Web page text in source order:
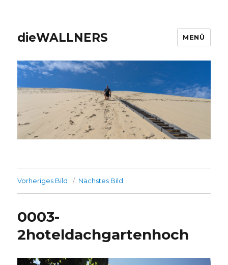
dieWALLNERS MENÜ
Vorheriges Bild Nächstes Bild
0003-
2hoteldachgartenhoch